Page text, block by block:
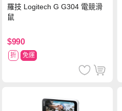
羅技 Logitech G G304 電競滑
鼠
$990
折 免運